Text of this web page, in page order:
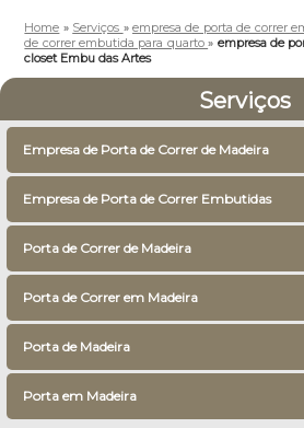
Home » Serviços »empresa de porta de correr
de correr embutida para quarto» empresa de
closet Embu das Artes
Serviços
Empresa de Porta de Correr de Madeira
Empresa de Porta de Correr Embutidas
Porta de Correr de Madeira
Porta de Correr em Madeira
Porta de Madeira
Porta em Madeira